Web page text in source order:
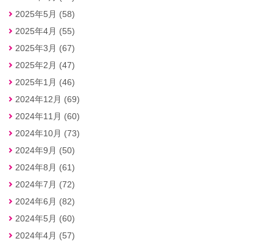
2025年5月 (58)
2025年4月 (55)
2025年3月 (67)
2025年2月 (47)
2025年1月 (46)
2024年12月 (69)
2024年11月 (60)
2024年10月 (73)
2024年9月 (50)
2024年8月 (61)
2024年7月 (72)
2024年6月 (82)
2024年5月 (60)
2024年4月 (57)